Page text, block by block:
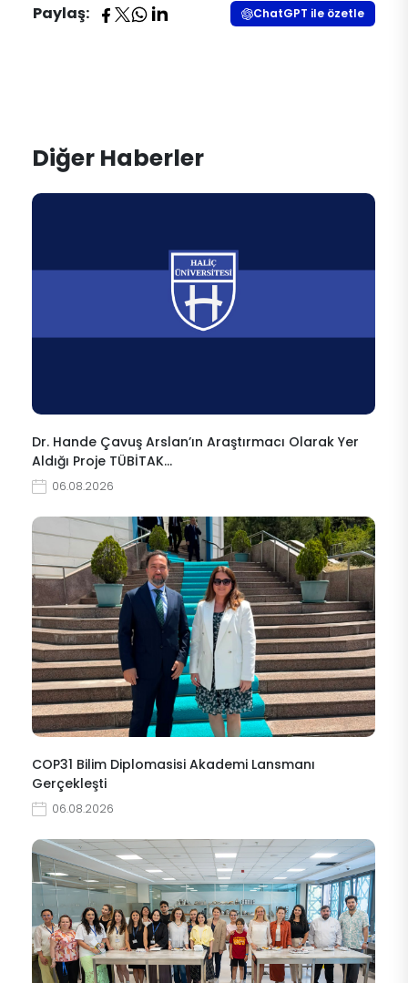
Paylaş: ChatGPT ile özetle
Diğer Haberler
Dr. Hande Çavuş Arslan’ın Araştırmacı Olarak Yer
Aldığı Proje TÜBİTAK…
06.08.2026
COP31 Bilim Diplomasisi Akademi Lansmanı
Gerçekleşti
06.08.2026